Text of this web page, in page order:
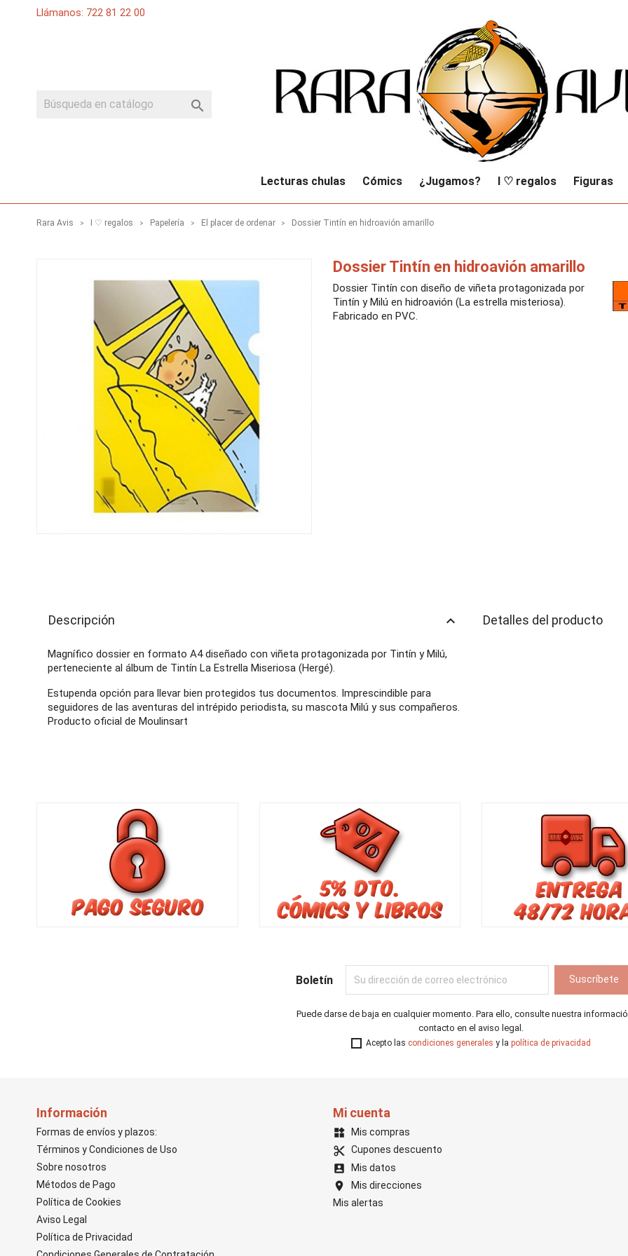
Llámanos: 722 81 22 00

Lecturas chulas Cómics ¿Jugamos? I ♡ regalos Figuras
Rara Avis I ♡ regalos Papelería El placer de ordenar Dossier Tintín en hidroavión amarillo
Dossier Tintín en hidroavión amarillo
Dossier Tintín con diseño de viñeta protagonizada por
Tintín y Milú en hidroavión (La estrella misteriosa).
Fabricado en PVC.
Descripción keyboard_arrow_up
Magnífico dossier en formato A4 diseñado con viñeta protagonizada por Tintín y Milú,
perteneciente al álbum de Tintín La Estrella Miseriosa (Hergé).
Estupenda opción para llevar bien protegidos tus documentos. Imprescindible para
seguidores de las aventuras del intrépido periodista, su mascota Milú y sus compañeros.
Producto oficial de Moulinsart
Detalles del producto
Boletín
Puede darse de baja en cualquier momento. Para ello, consulte nuestra
contacto en el aviso legal.
Acepto las condiciones generales y la política de privacidad
Información
Formas de envíos y plazos:
Términos y Condiciones de Uso
Sobre nosotros
Métodos de Pago
Política de Cookies
Aviso Legal
Política de Privacidad
Mi cuenta
widgets Mis compras
content_cut Cupones descuento
account_box Mis datos
location_on
Mis direcciones
Mis alertas